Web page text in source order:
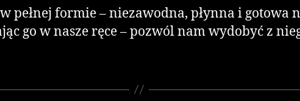
pełnej formie – niezawodna, płynna i gotowa
go w nasze ręce – pozwól nam wydobyć z